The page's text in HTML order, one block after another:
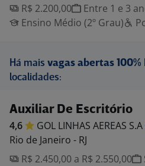
R$ 2.200,00
Entre 1 e 3
Ensino Médio (2º Grau)
Há mais vagas abertas 100%
localidades:
Auxiliar De Escritório
4,6 GOL LINHAS AEREAS S.A
Rio de Janeiro - RJ
R$ 2.450,00 a R$ 2.550,00